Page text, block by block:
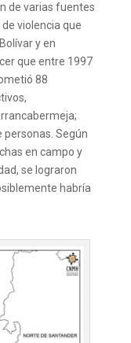
de varias fuentes
violencia que
y en
que entre 1997
88
Según
en campo y
se lograron
habría